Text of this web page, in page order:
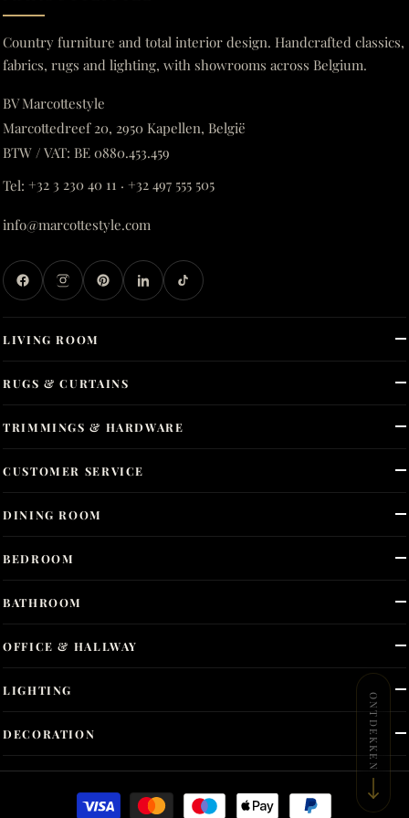
Country furniture and total interior design. Handcrafted classics,
fabrics, rugs and lighting, with showrooms across Belgium.
BV Marcottestyle
Marcottedreef 20, 2950 Kapellen, België
BTW / VAT: BE 0880.453.459
Tel: +32 3 230 40 11 · +32 497 555 505
info@marcottestyle.com
LIVING ROOM
DINING ROOM
BEDROOM
BATHROOM
OFFICE & HALLWAY
LIGHTING
DECORATION
RUGS & CURTAINS
TRIMMINGS & HARDWARE
CUSTOMER SERVICE
ONTDEKKEN